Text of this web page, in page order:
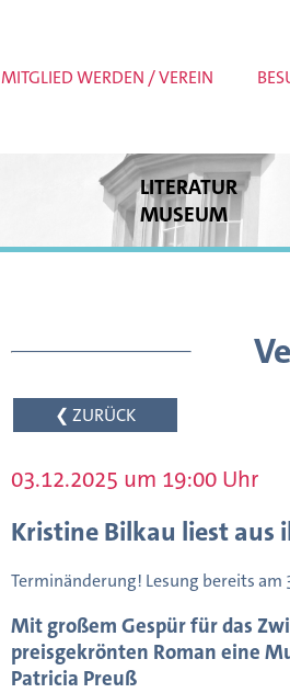
MITGLIED WERDEN / VEREIN
LITERATUR
MUSEUM
Dauerausstellung
❮ ZURÜCK
03.12.2025 um 19:00 Uhr
Kristine Bilkau liest aus
Terminänderung! Lesung bereits am
Mit großem Gespür für das
preisgekrönten Roman eine
Patricia Preuß